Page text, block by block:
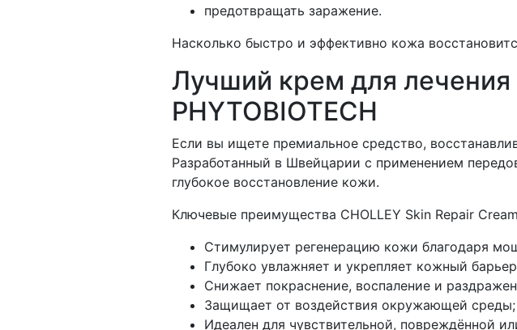
предотвращать заражение.
Насколько быстро и эффективно кожа
Лучший крем для лечения
PHYTOBIOTECH
Если вы ищете премиальное средство,
Разработанный в Швейцарии с применением
глубокое восстановление кожи.
Ключевые преимущества CHOLLEY Skin Repair
Стимулирует регенерацию кожи благодаря
Глубоко увлажняет и укрепляет кожный
Снижает покраснение, воспаление и
Защищает от воздействия окружающей среды;
Идеален для чувствительной, повреждённой